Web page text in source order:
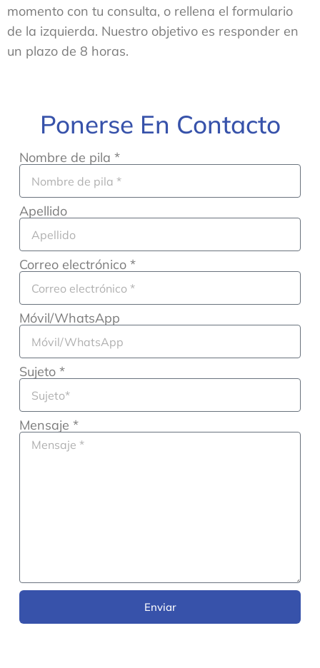
momento con tu consulta, o rellena el formulario
de la izquierda. Nuestro objetivo es responder en
un plazo de 8 horas.
Ponerse En Contacto
Nombre de pila *
Apellido
Correo electrónico *
Móvil/WhatsApp
Sujeto *
Mensaje *
Enviar